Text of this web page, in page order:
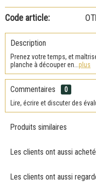
Code article:
Description
Prenez votre temps, et
planche à découper en... plus
Commentaires
0
Lire, écrire et discuter des
Produits similaires
Les clients ont aussi acheté
Les clients ont aussi